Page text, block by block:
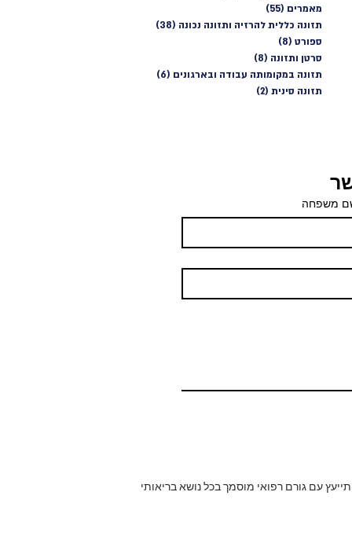
מאמרים (55)
תזונה כללית להרזיה ותזונה נכונה (38)
ספורט (8)
סרטן ותזונה (8)
תזונה במקומותה עבודה ובארגונים (6)
תזונה סינית (2)
משפחה
עם גורם רפואי מוסמך בכל נושא בריאותי